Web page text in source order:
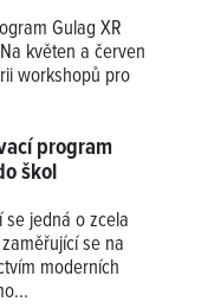
Gulag XR
květen a červen
workshopů pro
program
škol
jedná o zcela
se na
moderních